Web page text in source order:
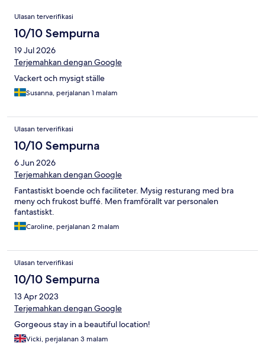
Ulasan
Ulasan terverifikasi
10/10 Sempurna
19 Jul 2026
Terjemahkan dengan Google
Vackert och mysigt ställe
Susanna, perjalanan 1 malam
Ulasan terverifikasi
10/10 Sempurna
6 Jun 2026
Terjemahkan dengan Google
Fantastiskt boende och faciliteter. Mysig resturang med bra
meny och frukost buffé. Men framförallt var personalen
fantastiskt.
Caroline, perjalanan 2 malam
Ulasan terverifikasi
10/10 Sempurna
13 Apr 2023
Terjemahkan dengan Google
Gorgeous stay in a beautiful location!
Vicki, perjalanan 3 malam